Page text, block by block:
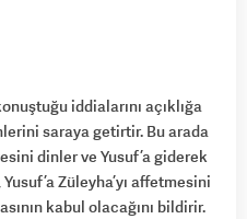
iddialarını açıklığa
saraya getirtir. Bu arada
dinler ve Yusuf’a giderek
Züleyha’yı affetmesini
kabul olacağını bildirir.